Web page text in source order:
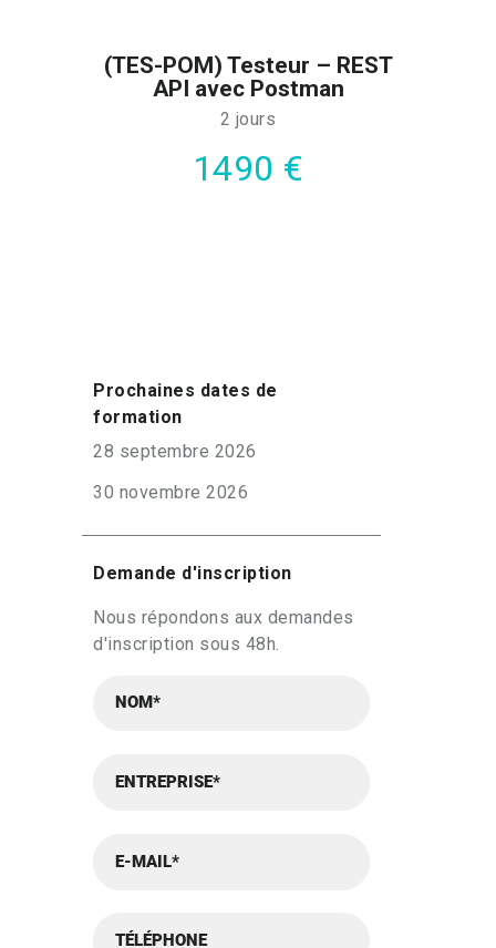
(TES-POM) Testeur – REST
API avec Postman
2 jours
1490 €
Prochaines dates de
formation
28 septembre 2026
30 novembre 2026
Demande d'inscription
Nous répondons aux demandes
d'inscription sous 48h.